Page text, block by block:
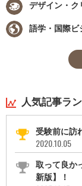
デザイン・ク
語学・国際ビ
人気記事ラ
受験前に訪
2020.10.05
取って良か
新版】！